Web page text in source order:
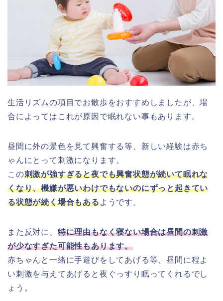
生活リズムの項目でお散歩をおすすめしましたが、場
合によってはこれが原因で眠れない事もあります。
昼間に外の景色を見て興奮する等、新しい経験は赤ち
ゃんにとって刺激になります。
この刺激が強すぎると夜でも興奮状態が続いて眠れな
くなり、機嫌が悪いわけでもないのにずっと起きてい
る状態が続く場合もあるようです。
また反対に、 特に理由もなく寝ない場合は昼間の刺激
が少なすぎた可能性もあります。
赤ちゃんと一緒に手遊びをしてあげる等、昼間に程よ
い刺激を与えてあげると夜ぐっすり眠ってくれるでし
ょう。